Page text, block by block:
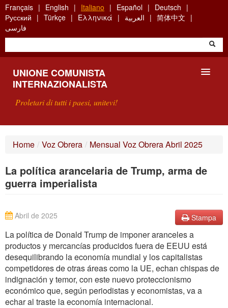
Skip
to
main
content
Français English Italiano Español
Deutsch
Русский
Türkçe Ελληνικά العربية
简体中文
فارسی
UNIONE COMUNISTA
INTERNAZIONALISTA
Proletari di tutti i paesi, unitevi!
RICERCA
Home / Voz Obrera / Mensual Voz Obrera Abril 2025
La política arancelaria de Trump, arma de
guerra imperialista
Stampa
Abril de 2025
La política de Donald Trump de imponer aranceles a
productos y mercancías producidos fuera de EEUU está
desequilibrando la economía mundial y los capitalistas
competidores de otras áreas como la UE, echan chispas de
indignación y temor, con este nuevo proteccionismo
económico que, según periodistas y economistas, va a
echar al traste la economía internacional.